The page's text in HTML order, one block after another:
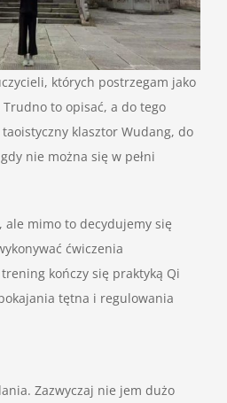
których postrzegam jako
to opisać, a do tego
klasztor Wudang, do
nie można się w pełni
ale mimo to decydujemy się
ćwiczenia
kończy się praktyką Qi
tętna i regulowania
Zazwyczaj nie jem dużo